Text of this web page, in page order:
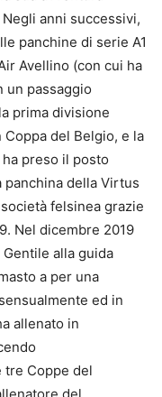
anni successivi,
panchine di serie A1
Avellino (con cui ha
un passaggio
prima divisione
del Belgio, e la
preso il posto
panchina della Virtus
felsinea grazie
Nel dicembre 2019
alla guida
a per una
ed in
allenato in
tre Coppe del